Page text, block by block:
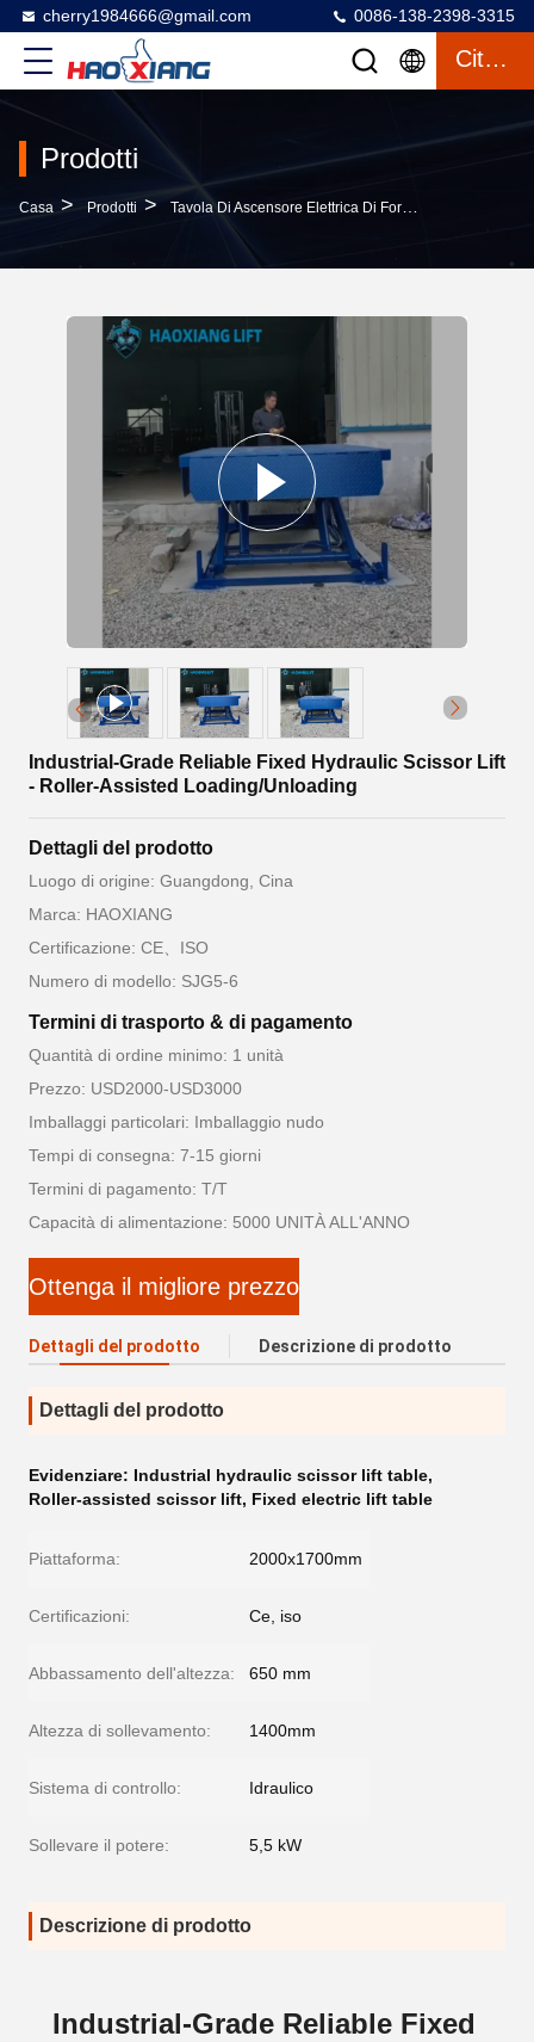
cherry1984666@gmail.com 0086-138-2398-3315
Citazione
Prodotti
Casa > Prodotti > Tavola Di Ascensore Elettrica Di Forbici
Industrial-Grade Reliable Fixed Hydraulic Scissor Lift
- Roller-Assisted Loading/Unloading
Dettagli del prodotto
Luogo di origine: Guangdong, Cina
Marca: HAOXIANG
Certificazione: CE、ISO
Numero di modello: SJG5-6
Termini di trasporto & di pagamento
Quantità di ordine minimo: 1 unità
Prezzo: USD2000-USD3000
Imballaggi particolari: Imballaggio nudo
Tempi di consegna: 7-15 giorni
Termini di pagamento: T/T
Capacità di alimentazione: 5000 UNITÀ ALL'ANNO
Ottenga il migliore prezzo
Dettagli del prodotto Descrizione di prodotto
Dettagli del prodotto
Evidenziare: Industrial hydraulic scissor lift table,
Roller-assisted scissor lift, Fixed electric lift table
Piattaforma: 2000x1700mm
Certificazioni: Ce, iso
Abbassamento dell'altezza: 650 mm
Altezza di sollevamento: 1400mm
Sistema di controllo: Idraulico
Sollevare il potere: 5,5 kW
Descrizione di prodotto
Industrial-Grade Reliable Fixed